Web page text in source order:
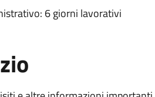
6 giorni lavorativi